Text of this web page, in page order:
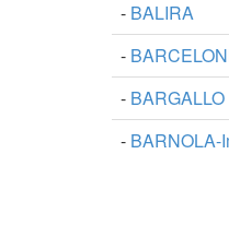
- BALIRA
-
- BARGALLO
- BARNOLA-